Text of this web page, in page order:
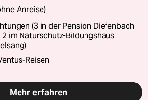
Anreise)
(3 in der Pension Diefenbach
2 im Naturschutz-Bildungshaus
Reisen
Mehr erfahren